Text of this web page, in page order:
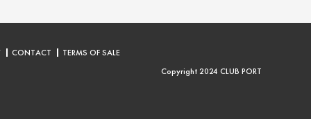
CONTACT
TERMS OF SALE
Copyright 2024 CLUB PORT